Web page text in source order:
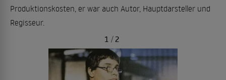
Produktionskosten, er war auch Autor, Hauptdarsteller und
Regisseur.
1 / 2